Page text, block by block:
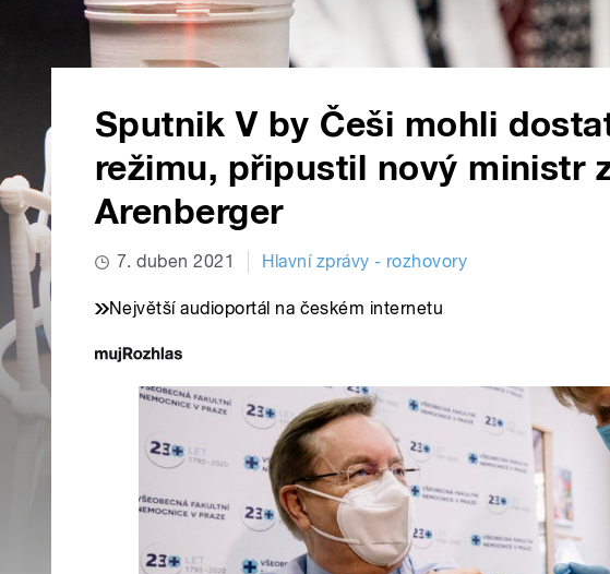
Sputnik V by Češi mohli
režimu, připustil nový ministr
Arenberger
7. duben 2021 Hlavní zprávy - rozhovory
Největší audioportál na českém internetu